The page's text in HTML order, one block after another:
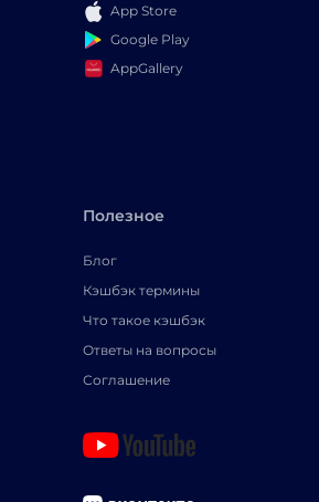
App Store
Google Play
AppGallery
Полезное
Блог
Кэшбэк термины
Что такое кэшбэк
Ответы на вопросы
Соглашение